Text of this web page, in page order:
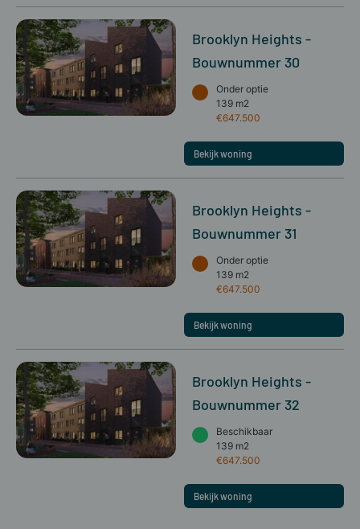
Brooklyn Heights -
Bouwnummer 30
Onder optie
139 m2
€647.500
Bekijk woning
Brooklyn Heights -
Bouwnummer 31
Onder optie
139 m2
€647.500
Bekijk woning
Brooklyn Heights -
Bouwnummer 32
Beschikbaar
139 m2
€647.500
Bekijk woning